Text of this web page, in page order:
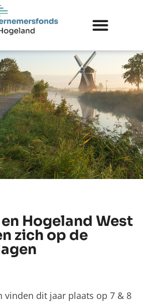
Hogeland West
zich op de
vinden dit jaar plaats op 7 & 8